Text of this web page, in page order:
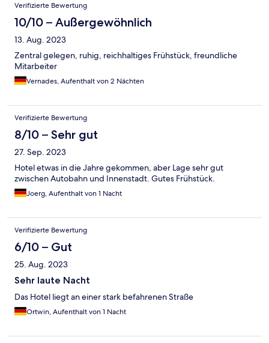
Verifizierte Bewertung
10/10 – Außergewöhnlich
13. Aug. 2023
Zentral gelegen, ruhig, reichhaltiges Frühstück, freundliche
Mitarbeiter
Vernades, Aufenthalt von 2 Nächten
Verifizierte Bewertung
8/10 – Sehr gut
27. Sep. 2023
Hotel etwas in die Jahre gekommen, aber Lage sehr gut
zwischen Autobahn und Innenstadt. Gutes Frühstück.
Joerg, Aufenthalt von 1 Nacht
Verifizierte Bewertung
6/10 – Gut
25. Aug. 2023
Sehr laute Nacht
Das Hotel liegt an einer stark befahrenen Straße
Ortwin, Aufenthalt von 1 Nacht